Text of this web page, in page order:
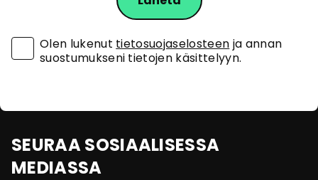
Olen lukenut tietosuojaselosteen ja annan
suostumukseni tietojen käsittelyyn.
SEURAA SOSIAALISESSA
MEDIASSA